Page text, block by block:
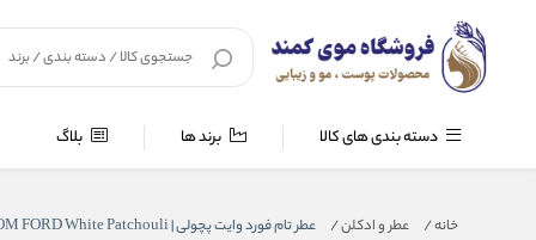
دسته بندی های کالا برند ها بلاگ
خانه/ عطر و ادکلن/ عطر تام فورد وایت پچولی | TOM FORD White Patchouli